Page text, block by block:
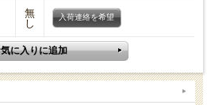
無
し
入荷連絡を希望